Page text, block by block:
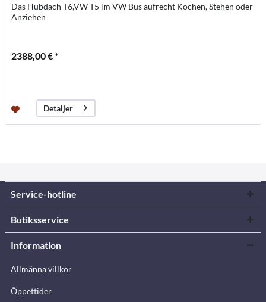
Das Hubdach T6,VW T5 im VW Bus aufrecht Kochen, Stehen oder
Anziehen
2388,00 € *
Detaljer
Service-hotline
Butiksservice
Information
Allmänna villkor
Öppettider